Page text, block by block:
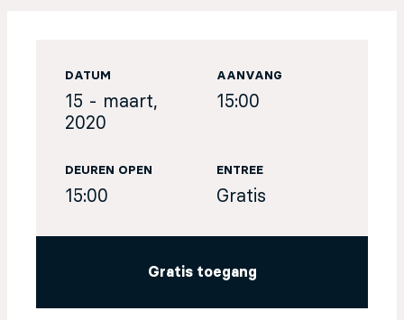
DATUM
15 - maart,
2020
AANVANG
15:00
DEUREN OPEN
15:00
ENTREE
Gratis
Gratis toegang